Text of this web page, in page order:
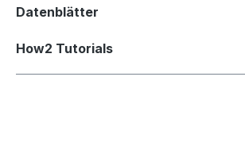
Datenblätter
How2 Tutorials